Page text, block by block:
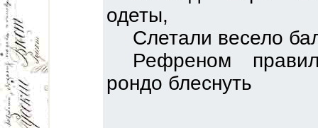
одеты,
Слетали весело
Рефреном
рондо блеснуть